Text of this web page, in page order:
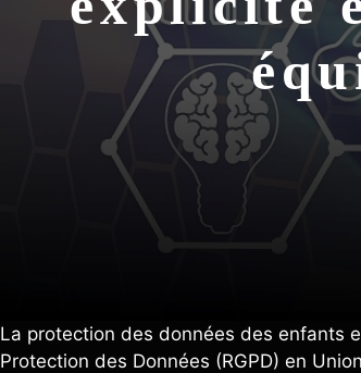
La protection des données des enfants
Protection des Données (RGPD) en